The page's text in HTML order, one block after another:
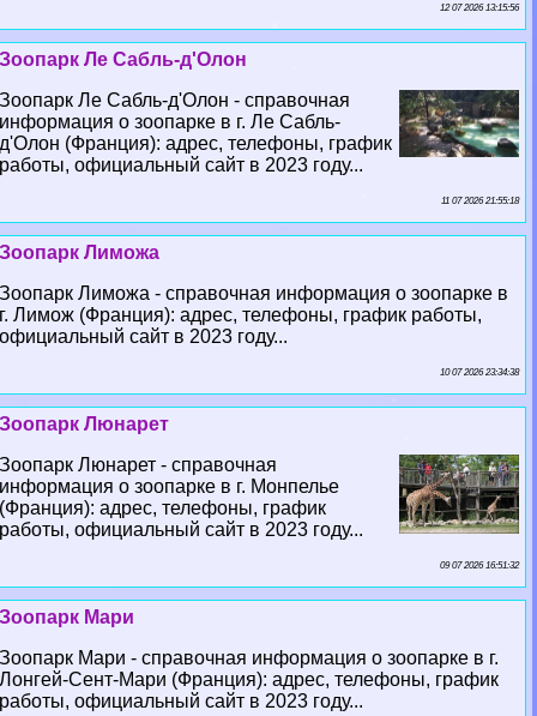
12 07 2026 13:15:56
Зоопарк Ле Сабль-д'Олон
Зоопарк Ле Сабль-д'Олон - справочная
информация о зоопарке в г. Ле Сабль-
д'Олон (Франция): адрес, телефоны, график
работы, официальный сайт в 2023 году...
11 07 2026 21:55:18
Зоопарк Лиможа
Зоопарк Лиможа - справочная информация о зоопарке в
г. Лимож (Франция): адрес, телефоны, график работы,
официальный сайт в 2023 году...
10 07 2026 23:34:38
Зоопарк Люнарет
Зоопарк Люнарет - справочная
информация о зоопарке в г. Монпелье
(Франция): адрес, телефоны, график
работы, официальный сайт в 2023 году...
09 07 2026 16:51:32
Зоопарк Мари
Зоопарк Мари - справочная информация о зоопарке в г.
Лонгeй-Сент-Мари (Франция): адрес, телефоны, график
работы, официальный сайт в 2023 году...